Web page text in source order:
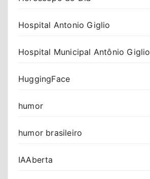
Hospital Antonio Giglio
Hospital Municipal Antônio Giglio
HuggingFace
humor
humor brasileiro
IAAberta